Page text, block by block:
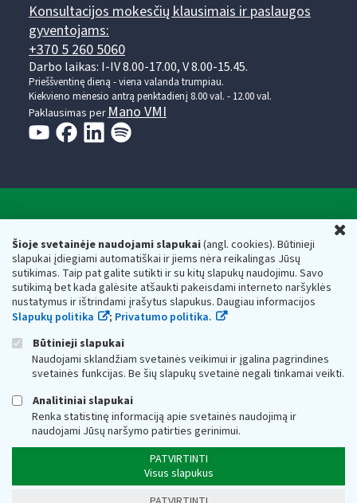
Šioje svetainėje naudojami slapukai(angl. cookies). Būtinieji
slapukai įdiegiami automatiškai ir jiems nėra reikalingas Jūsų
sutikimas. Taip pat galite sutikti ir su kitų slapukų naudojimu. Savo
sutikimą bet kada galėsite atšaukti pakeisdami interneto naršyklės
nustatymus ir ištrindami įrašytus slapukus. Daugiau informacijos
Slapukų politika
; Privatumo politika.
Būtinieji slapukai
Naudojami sklandžiam svetainės veikimui ir įgalina pagrindines
svetainės funkcijas. Be šių slapukų svetainė negali tinkamai veikti.
Analitiniai slapukai
Renka statistinę informaciją apie svetainės naudojimą ir
naudojami Jūsų naršymo patirties gerinimui.
PATVIRTINTI
Visus slapukus
Konsultacijos mokesčių klausimais ir paslaugos
gyventojams:
+370 5 260 5060
Darbo laikas: I-IV 8.00-17.00, V 8.00-15.45.
Prieššventinę dieną - viena valanda trumpiau.
Kiekvieno mėnesio antrą penktadienį 8.00 val. - 12.00 val.
Paklausimas per Mano VMI
Respublikos finansų ministerijos
Biudžetinė įstaiga. Juridinio asmens kodas — 188659752,
adresas: Vasario 16-osios g. 14, 01107 Vilnius, Lietuva, el.paštas:
vmi@vmi.lt, E. pristatymo dėžutės adresas 188659752
Duomenys apie Valstybinę mokesčių inspekciją prie Lietuvos
Respublikos finansų ministerijos kaupiami ir saugomi Juridinių